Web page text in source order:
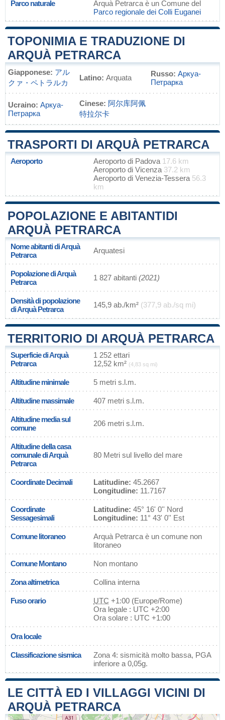
Parco naturale
Arquà Petrarca è un Comune del
Parco regionale dei Colli Euganei
TOPONIMIA E TRADUZIONE DI
ARQUÀ PETRARCA
Giapponese: アル
クァ・ペトラルカ
Latino: Arquata Russo: Аркуа-
Петрарка
Ucraino: Аркуа-
Петрарка
Cinese: 阿尔库阿佩
特拉尔卡
TRASPORTI DI ARQUÀ PETRARCA
Aeroporto Aeroporto di Padova 17.6 km
Aeroporto di Vicenza 37.2 km
Aeroporto di Venezia-Tessera 56.3
km
POPOLAZIONE E ABITANTIDI
ARQUÀ PETRARCA
Nome abitanti di Arquà
Petrarca
Arquatesi
Popolazione di Arquà
Petrarca
1 827 abitanti (2021)
Densità di popolazione
di Arquà Petrarca
145,9 ab./km² (377,9 ab./sq mi)
TERRITORIO DI ARQUÀ PETRARCA
Superficie di Arquà
Petrarca
1 252 ettari
12,52 km² (4,83 sq mi)
Altitudine minimale 5 metri s.l.m.
Altitudine massimale 407 metri s.l.m.
Altitudine media sul
comune
206 metri s.l.m.
Altitudine della casa
comunale di Arquà
Petrarca
80 Metri sul livello del mare
Coordinate Decimali Latitudine: 45.2667
Longitudine: 11.7167
Coordinate
Sessagesimali
Latitudine: 45° 16' 0'' Nord
Longitudine: 11° 43' 0'' Est
Comune litoraneo
Arquà Petrarca è un comune non
litoraneo
Comune Montano Non montano
Zona altimetrica Collina interna
Fuso orario UTC +1:00 (Europe/Rome)
Ora legale : UTC +2:00
Ora solare : UTC +1:00
Ora locale
Classificazione sismica
Zona 4: sismicità molto bassa, PGA
inferiore a 0,05g.
LE CITTÀ ED I VILLAGGI VICINI DI
ARQUÀ PETRARCA